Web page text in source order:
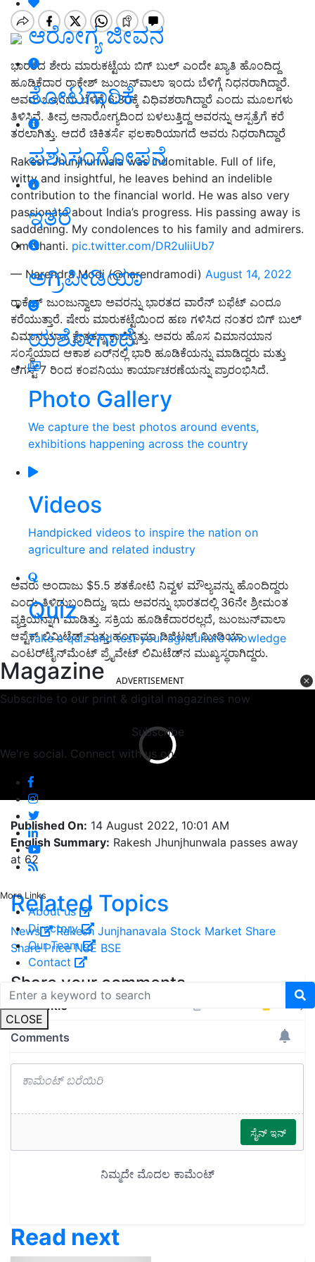
ಆರೋಗ್ಯ ಜೀವನ
ತೋಟಗಾರಿಕೆ
ಪಶುಸಂಗೋಪನೆ
ಇತರೆ
ಅಗ್ರಿಪೀಡಿಯಾ
ಯಶೋಗಾಥೆ
Photo Gallery
We capture the best photos around events,
exhibitions happening across the country
Videos
Handpicked videos to inspire the nation on
agriculture and related industry
Quiz
Take a quiz and test your agriculture knowledge
Magazine
Subscribe to our print & digital magazines now
Subscribe
We're social. Connect with us on:
More Links
About us
Directory
Our Team
Contact
CLOSE
ಭಾರತದ ಶೇರು ಮಾರುಕಟ್ಟೆಯ ಬಿಗ್‌ ಬುಲ್‌ ಎಂದೇ ಖ್ಯಾತಿ ಹೊಂದಿದ್ದ
ಹೂಡಿಕೆದಾರ ರಾಕೇಶ್‌ ಜುಂಜನ್‌ವಾಲಾ ಇಂದು ಬೆಳಿಗ್ಗೆ ನಿಧನರಾಗಿದ್ದಾರೆ.
ಅವರು ಒಇಂದು ಬೆಳಿಗ್ಗೆ 6:30ಕ್ಕೆ ವಿಧಿವಶರಾಗಿದ್ದಾರೆ ಎಂದು ಮೂಲಗಳು
ತಿಳಿಸಿವೆ. ತೀವ್ರ ಅನಾರೋಗ್ಯದಿಂದ ಬಳಲುತ್ತಿದ್ದ ಅವರನ್ನು ಆಸ್ಪತ್ರೆಗೆ ಕರೆ
ತರಲಾಗಿತ್ತು. ಆದರೆ ಚಿಕಿತರ್ಸೆ ಫಲಕಾರಿಯಾಗದೆ ಅವರು ನಿಧರಾಗಿದ್ದಾರೆ
Rakesh Jhunjhunwala was indomitable. Full of life,
witty and insightful, he leaves behind an indelible
contribution to the financial world. He was also very
passionate about India’s progress. His passing away is
saddening. My condolences to his family and admirers.
Om Shanti. pic.twitter.com/DR2uIiiUb7
— Narendra Modi (@narendramodi) August 14, 2022
ರಾಕೇಶ್ ಜುಂಜುನ್ವಾಲಾ ಅವರನ್ನು ಭಾರತದ ವಾರೆನ್ ಬಫೆಟ್ ಎಂದೂ
ಕರೆಯುತ್ತಾರೆ. ಷೇರು ಮಾರುಕಟ್ಟೆಯಿಂದ ಹಣ ಗಳಿಸಿದ ನಂತರ ಬಿಗ್ ಬುಲ್
ವಿಮಾನಯಾನ ಕ್ಷೇತ್ರಕ್ಕೂ ಕಾಲಿಟ್ಟಿತ್ತು. ಅವರು ಹೊಸ ವಿಮಾನಯಾನ
ಸಂಸ್ಥೆಯಾದ ಆಕಾಶ ಏರ್‌ನಲ್ಲಿ ಭಾರಿ ಹೂಡಿಕೆಯನ್ನು ಮಾಡಿದ್ದರು ಮತ್ತು
ಆಗಸ್ಟ್ 7 ರಿಂದ ಕಂಪನಿಯು ಕಾರ್ಯಾಚರಣೆಯನ್ನು ಪ್ರಾರಂಭಿಸಿದೆ.
ಅವರು ಅಂದಾಜು $5.5 ಶತಕೋಟಿ ನಿವ್ವಳ ಮೌಲ್ಯವನ್ನು ಹೊಂದಿದ್ದರು
ಎಂದು ತಿಳಿದುಬಂದಿದ್ದು, ಇದು ಅವರನ್ನು ಭಾರತದಲ್ಲಿ 36ನೇ ಶ್ರೀಮಂತ
ವ್ಯಕ್ತಿಯನ್ನಾಗಿ ಮಾಡಿತ್ತು. ಸಕ್ರಿಯ ಹೂಡಿಕೆದಾರರಲ್ಲದೆ, ಜುಂಜುನ್‌ವಾಲಾ
ಆಪ್ಟೆಕ್ ಲಿಮಿಟೆಡ್ ಮತ್ತು ಹಂಗಾಮಾ ಡಿಜಿಟಲ್ ಮೀಡಿಯಾ
ಎಂಟರ್‌ಟೈನ್‌ಮೆಂಟ್ ಪ್ರೈವೇಟ್‌ ಲಿಮಿಟೆಡ್‌ನ ಮುಖ್ಯಸ್ಥರಾಗಿದ್ದರು.
ADVERTISEMENT
Published On: 14 August 2022, 10:01 AM
English Summary: Rakesh Jhunjhunwala passes away
at 62
Related Topics
News Rakesh Junjhanavala Stock Market Share
Share Price NSE BSE
Share your comments
Read next